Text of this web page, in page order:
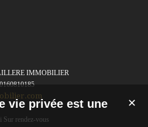
IMMOBILIER
0160810185
Sur rendez-vous
✕
vie privée est une